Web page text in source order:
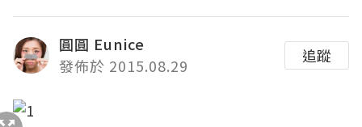
圓圓 Eunice
發佈於 2015.08.29
追蹤